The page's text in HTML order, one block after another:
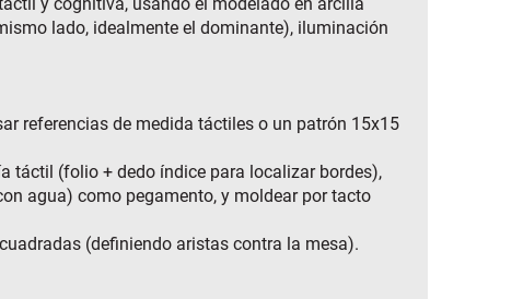
y cognitiva, usando el modelado en arcilla
lado, idealmente el dominante), iluminación
referencias de medida táctiles o un patrón 15x15
táctil (folio + dedo índice para localizar bordes),
agua) como pegamento, y moldear por tacto
(definiendo aristas contra la mesa).